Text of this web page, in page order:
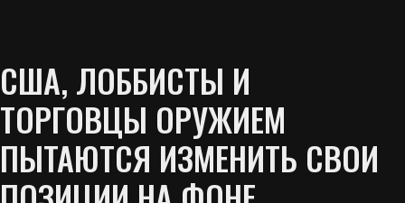
США, ЛОББИСТЫ И
ТОРГОВЦЫ ОРУЖИЕМ
ПЫТАЮТСЯ ИЗМЕНИТЬ СВОИ